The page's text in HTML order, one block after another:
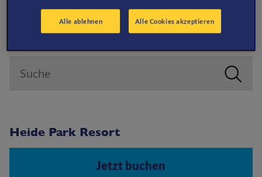
Aktuelle Informationen findest Du auf den Webseiten der
Attraktionen. Der Abenteuer-Pass ist ab Kauf sofort gültig!
Heide Park Resort
Jetzt buchen
Alle ablehnen Alle Cookies akzeptieren